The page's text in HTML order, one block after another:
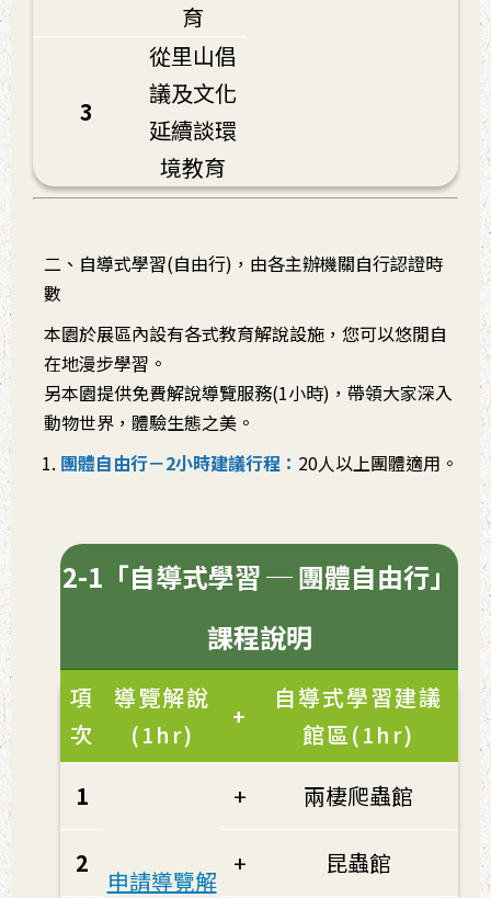
育
3
從里山倡
議及文化
延續談環
境教育
二、自導式學習(自由行)，由各主辦機關自行認證時
數
本園於展區內設有各式教育解說設施，您可以悠閒自
在地漫步學習。
另本園提供免費解說導覽服務(1小時)，帶領大家深入
動物世界，體驗生態之美。
團體自由行－2小時建議行程： 20人以上團體適用。
項
次
導覽解說
(1hr)
+
自導式學習建議
館區(1hr)
2-1「自導式學習 ─ 團體自由行」
課程說明
1
申請導覽解
+ 兩棲爬蟲館
2 + 昆蟲館